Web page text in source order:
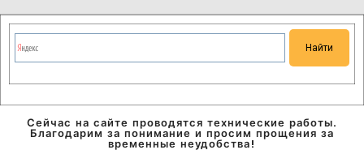
Сейчас на сайте проводятся технические работы.
Благодарим за понимание и просим прощения за
временные неудобства!